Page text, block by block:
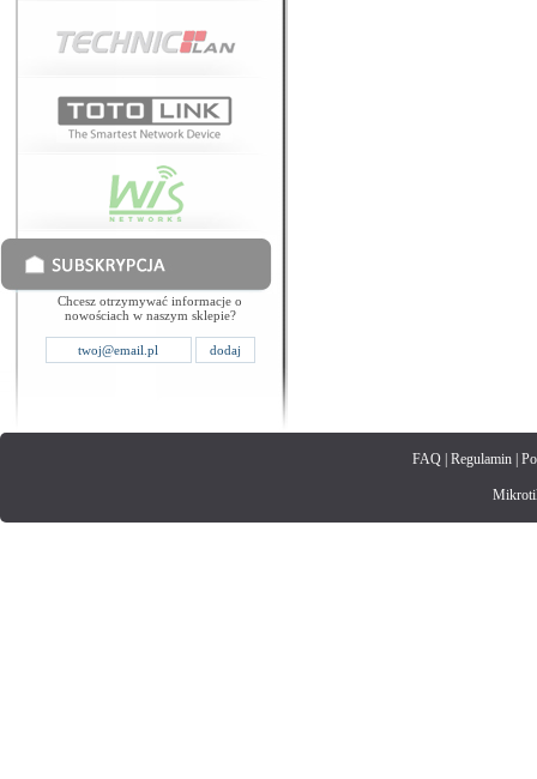
Chcesz otrzymywać informacje o
nowościach w naszym sklepie?
FAQ| Regulamin|